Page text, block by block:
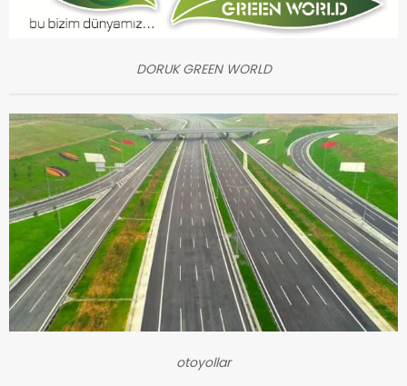
DORUK GREEN WORLD
otoyollar